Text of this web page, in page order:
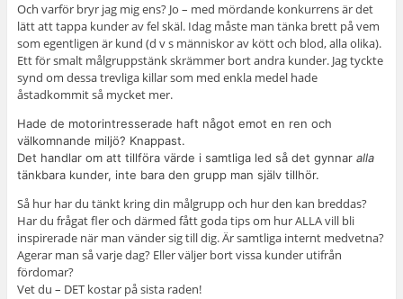
Och varför bryr jag mig ens? Jo – med mördande konkurrens är det
lätt att tappa kunder av fel skäl. Idag måste man tänka brett på vem
som egentligen är kund (d v s människor av kött och blod, alla olika).
Ett för smalt målgruppstänk skrämmer bort andra kunder. Jag tyckte
synd om dessa trevliga killar som med enkla medel hade
åstadkommit så mycket mer.
Hade de motorintresserade haft något emot en ren och
välkomnande miljö? Knappast.
Det handlar om att tillföra värde i samtliga led så det gynnar alla
tänkbara kunder, inte bara den grupp man själv tillhör.
Så hur har du tänkt kring din målgrupp och hur den kan breddas?
Har du frågat fler och därmed fått goda tips om hur ALLA vill bli
inspirerade när man vänder sig till dig. Är samtliga internt medvetna?
Agerar man så varje dag? Eller väljer bort vissa kunder utifrån
fördomar?
Vet du – DET kostar på sista raden!